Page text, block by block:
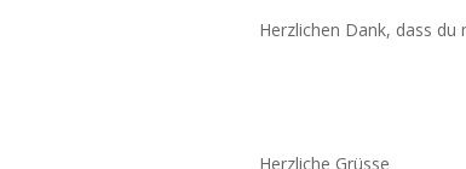
Herzlichen Dank, dass du
Herzliche Grüsse